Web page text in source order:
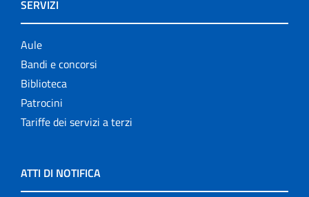
SERVIZI
Aule
Bandi e concorsi
Biblioteca
Patrocini
Tariffe dei servizi a terzi
ATTI DI NOTIFICA